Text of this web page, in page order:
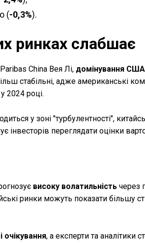
(-0,3%).
ринках слабшає
China Вея Лі, домінування
стабільні, адже американські
2024 році.
у зоні "турбулентності",
інвесторів переглядати оцінки
високу волатильність через
ринки можуть показати більшу
очікування, а експерти та